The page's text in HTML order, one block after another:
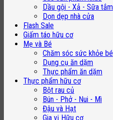
Dầu gội - Xả - Sữa tắm
Dọn dẹp nhà cửa
Flash Sale
Giấm táo hữu cơ
Mẹ và Bé
Chăm sóc sức khỏe bé
Dụng cụ ăn dặm
Thực phẩm ăn dặm
Thực phẩm hữu cơ
Bột rau củ
Bún - Phở - Nui - Mì
Đậu và Hạt
Gia vị Hữu cơ